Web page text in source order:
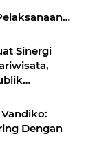
Sinergi
Dengan